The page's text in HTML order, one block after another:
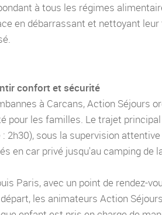
à tous les régimes
en débarrassant et nettoyant
confort et sécurité
à Carcans, Action Séjours
pour les familles. Le trajet
2h30), sous la supervision
en car privé jusqu'au camping de
Paris, avec un point de rendez-
les animateurs Action